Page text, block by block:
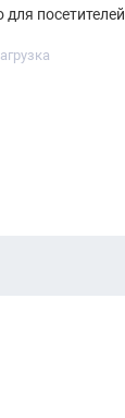
для посетителей